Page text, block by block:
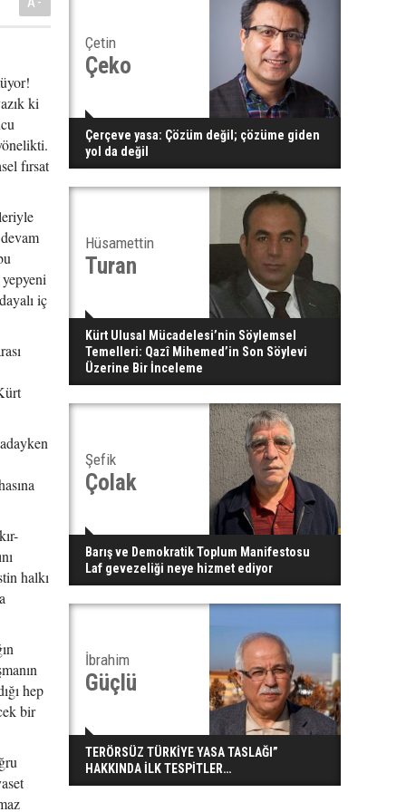
ki
fırsat
iç
halkı
hep
bir
Çetin
Çeko
Çerçeve yasa: Çözüm değil; çözüme giden
yol da değil
Hüsamettin
Turan
Kürt Ulusal Mücadelesi’nin Söylemsel
Temelleri: Qazî Mihemed’in Son Söylevi
Üzerine Bir İnceleme
Şefik
Çolak
Barış ve Demokratik Toplum Manifestosu
Laf gevezeliği neye hizmet ediyor
İbrahim
Güçlü
TERÖRSÜZ TÜRKİYE YASA TASLAĞI”
HAKKINDA İLK TESPİTLER…